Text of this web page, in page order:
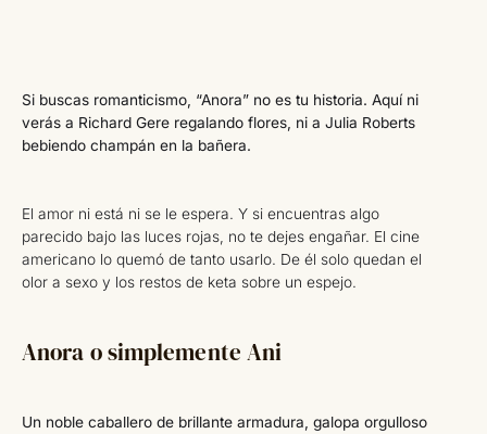
Si buscas romanticismo, “Anora” no es tu historia. Aquí ni
verás a Richard Gere regalando flores, ni a Julia Roberts
bebiendo champán en la bañera.
El amor ni está ni se le espera. Y si encuentras algo
parecido bajo las luces rojas, no te dejes engañar. El cine
americano lo quemó de tanto usarlo. De él solo quedan el
olor a sexo y los restos de keta sobre un espejo.
Anora o simplemente Ani
Un noble caballero de brillante armadura, galopa orgulloso